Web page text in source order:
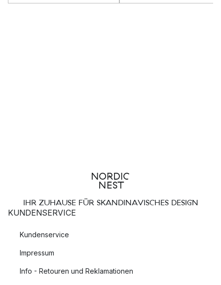
Würfel trifft Kugel. Die Leuchten der Cube Kollektion wurden
außergewöhnlichen Designs echte Hingucker.
Grace
Die Grace Kollektion wurde von Anna Andersson entworfen
geschwungenes Design aus.
IHR ZUHAUSE FÜR SKANDINAVISCHES DESIGN
KUNDENSERVICE
Kundenservice
Impressum
Info - Retouren und Reklamationen